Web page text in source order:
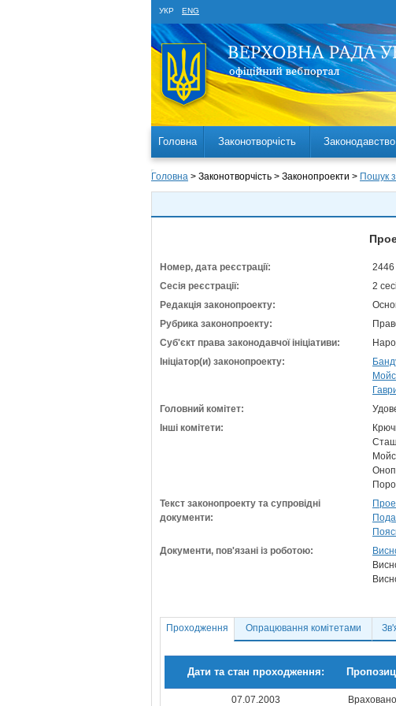
УКР ENG
Головна Законотворчість Законодавство
Головна > Законотворчість > Законопроекти > Пошук
Номер, дата реєстрації:
2446
Сесія реєстрації:
2
Редакція законопроекту:
Рубрика законопроекту:
Суб'єкт права законодавчої ініціативи:
Ініціатор(и) законопроекту:
Головний комітет:
Інші комітети:
Текст законопроекту та супровідні
документи:
Документи, пов'язані із роботою:
Проходження Опрацювання комітетами
Дати та стан проходження:
07.07.2003